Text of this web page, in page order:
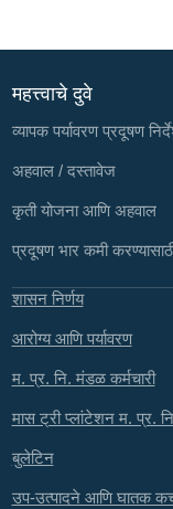
महत्त्वाचे दुवे
व्यापक पर्यावरण प्रदूषण
अहवाल / दस्तावेज
कृती योजना आणि अहवाल
प्रदूषण भार कमी
शासन निर्णय
आरोग्य आणि पर्यावरण
म. प्र. नि. मंडळ कर्मचारी
मास ट्री प्लांटेशन म. प्र.
बुलेटिन
उप-उत्पादने आणि घातक